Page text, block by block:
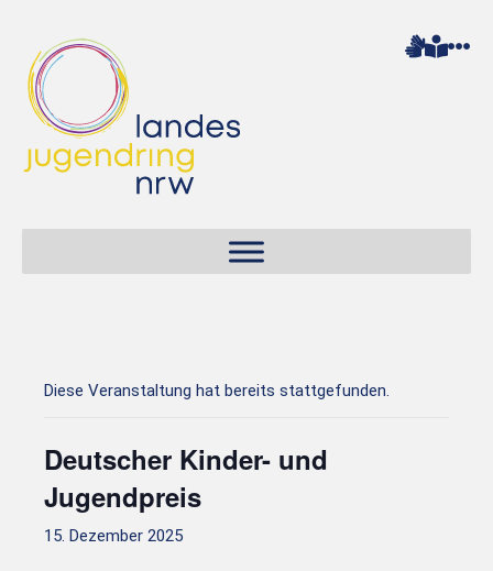
Diese Veranstaltung hat bereits stattgefunden.
Deutscher Kinder- und
Jugendpreis
15. Dezember 2025